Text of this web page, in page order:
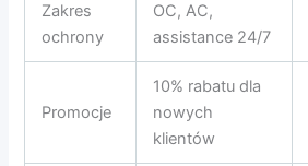
Zakres
ochrony
OC, AC,
assistance 24/7
Promocje
10% rabatu dla
nowych
klientów